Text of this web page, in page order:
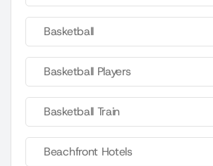
Basketball
Basketball Players
Basketball Train
Beachfront Hotels